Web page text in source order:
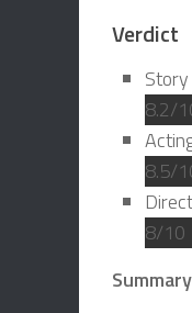
Verdict
8.2/
8.5/
8/10
Summary